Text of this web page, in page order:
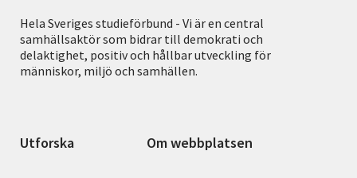
Hela Sveriges studieförbund - Vi är en central
samhällsaktör som bidrar till demokrati och
delaktighet, positiv och hållbar utveckling för
människor, miljö och samhällen.
Utforska Om webbplatsen